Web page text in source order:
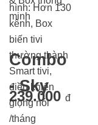
minh
hình: Hơn 130
kênh, Box
biến tivi
thường thành
Smart tivi,
điều khiển
giọng nói
Combo
- Sky
239.000 đ
/tháng